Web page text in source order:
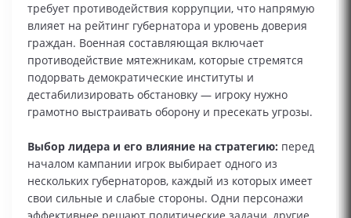
требует противодействия коррупции, что напрямую
влияет на рейтинг губернатора и уровень доверия
граждан. Военная составляющая включает
противодействие мятежникам, которые стремятся
подорвать демократические институты и
дестабилизировать обстановку — игроку нужно
грамотно выстраивать оборону и пресекать угрозы.
Выбор лидера и его влияние на стратегию: перед
началом кампании игрок выбирает одного из
нескольких губернаторов, каждый из которых имеет
свои сильные и слабые стороны. Одни персонажи